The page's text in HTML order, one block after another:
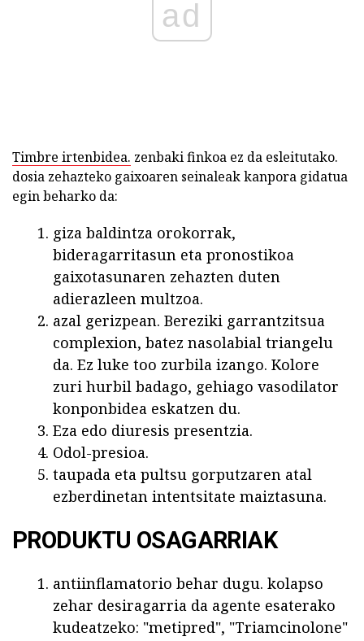
ad
Timbre irtenbidea. zenbaki finkoa ez da esleitutako.
dosia zehazteko gaixoaren seinaleak kanpora gidatua
egin beharko da:
giza baldintza orokorrak,
bideragarritasun eta pronostikoa
gaixotasunaren zehazten duten
adierazleen multzoa.
azal gerizpean. Bereziki garrantzitsua
complexion, batez nasolabial triangelu
da. Ez luke too zurbila izango. Kolore
zuri hurbil badago, gehiago vasodilator
konponbidea eskatzen du.
Eza edo diuresis presentzia.
Odol-presioa.
taupada eta pultsu gorputzaren atal
ezberdinetan intentsitate maiztasuna.
PRODUKTU OSAGARRIAK
antiinflamatorio behar dugu. kolapso
zehar desiragarria da agente esaterako
kudeatzeko: "metipred", "Triamcinolone"